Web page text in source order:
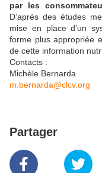
par les
D’après des études
mise en place d’un
forme plus appropriée
de cette information
Contacts :
Michèle Bernarda
m.bernarda@clcv.org
Partager